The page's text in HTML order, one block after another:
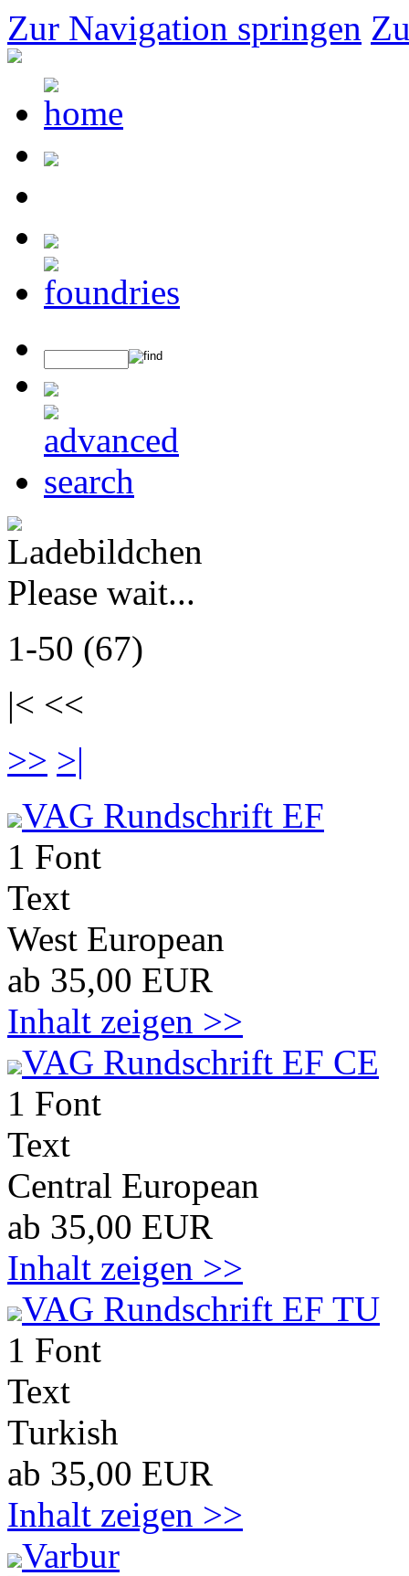
Zur Navigation springen
Please wait...
1-50 (67)
|< <<
>> >|
VAG Rundschrift EF
1 Font
Text
West European
ab 35,00 EUR
Inhalt zeigen >>
VAG Rundschrift EF CE
1 Font
Text
Central European
ab 35,00 EUR
Inhalt zeigen >>
VAG Rundschrift EF TU
1 Font
Text
Turkish
ab 35,00 EUR
Inhalt zeigen >>
Varbur